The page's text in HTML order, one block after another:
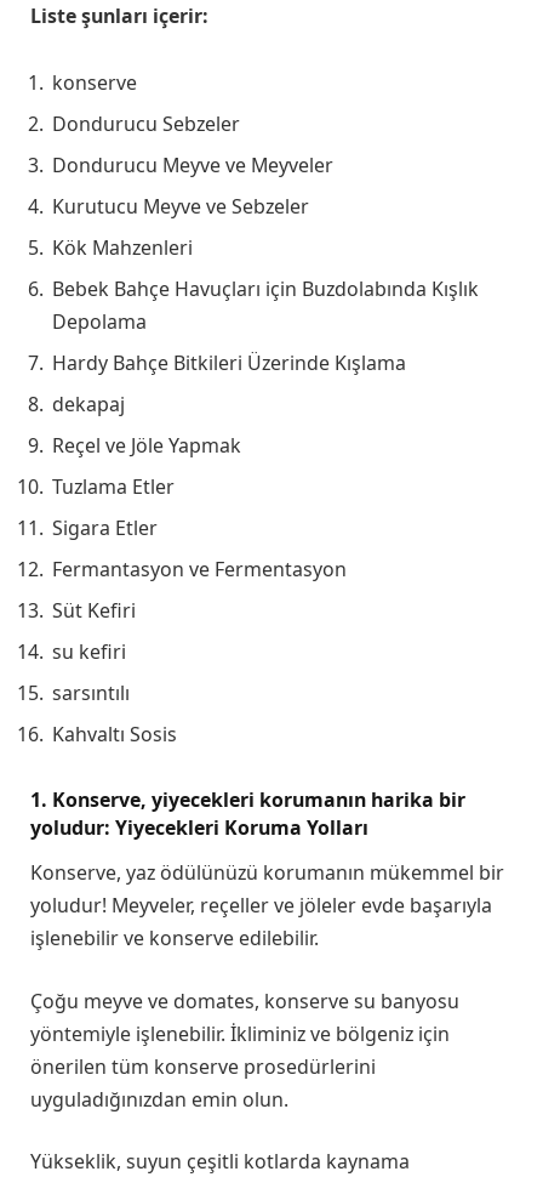
Liste şunları içerir:
konserve
Dondurucu Sebzeler
Dondurucu Meyve ve Meyveler
Kurutucu Meyve ve Sebzeler
Kök Mahzenleri
Bebek Bahçe Havuçları için Buzdolabında Kışlık
Depolama
Hardy Bahçe Bitkileri Üzerinde Kışlama
dekapaj
Reçel ve Jöle Yapmak
Tuzlama Etler
Sigara Etler
Fermantasyon ve Fermentasyon
Süt Kefiri
su kefiri
sarsıntılı
Kahvaltı Sosis
1. Konserve, yiyecekleri korumanın harika bir
yoludur: Yiyecekleri Koruma Yolları
Konserve, yaz ödülünüzü korumanın mükemmel bir
yoludur! Meyveler, reçeller ve jöleler evde başarıyla
işlenebilir ve konserve edilebilir.
Çoğu meyve ve domates, konserve su banyosu
yöntemiyle işlenebilir. İkliminiz ve bölgeniz için
önerilen tüm konserve prosedürlerini
uyguladığınızdan emin olun.
Yükseklik, suyun çeşitli kotlarda kaynama